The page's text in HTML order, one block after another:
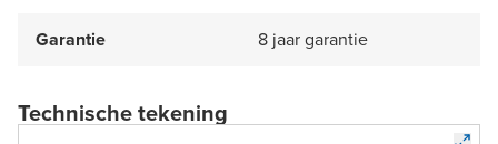
Garantie 8 jaar garantie
Technische tekening